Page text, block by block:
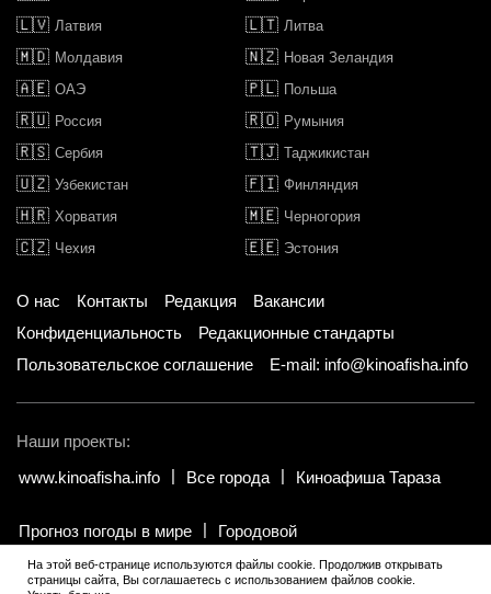
🇱🇻 Латвия 🇱🇹 Литва
🇲🇩 Молдавия 🇳🇿 Новая Зеландия
🇦🇪 ОАЭ 🇵🇱 Польша
🇷🇺 Россия 🇷🇴 Румыния
🇷🇸 Сербия 🇹🇯 Таджикистан
🇺🇿 Узбекистан 🇫🇮 Финляндия
🇭🇷 Хорватия 🇲🇪 Черногория
🇨🇿 Чехия 🇪🇪 Эстония
О нас Контакты Редакция
Вакансии
Конфиденциальность
Редакционные стандарты
Пользовательское соглашение
E-mail: info@kinoafisha.info
Наши проекты:
www.kinoafisha.info
Все города Киноафиша Тараза
Прогноз погоды в мире Городовой
© 2002-2026 Все права и материалы принадлежат «Киноафиша».
На этой веб-странице используются файлы cookie. Продолжив открывать
страницы сайта, Вы соглашаетесь с использованием файлов cookie.